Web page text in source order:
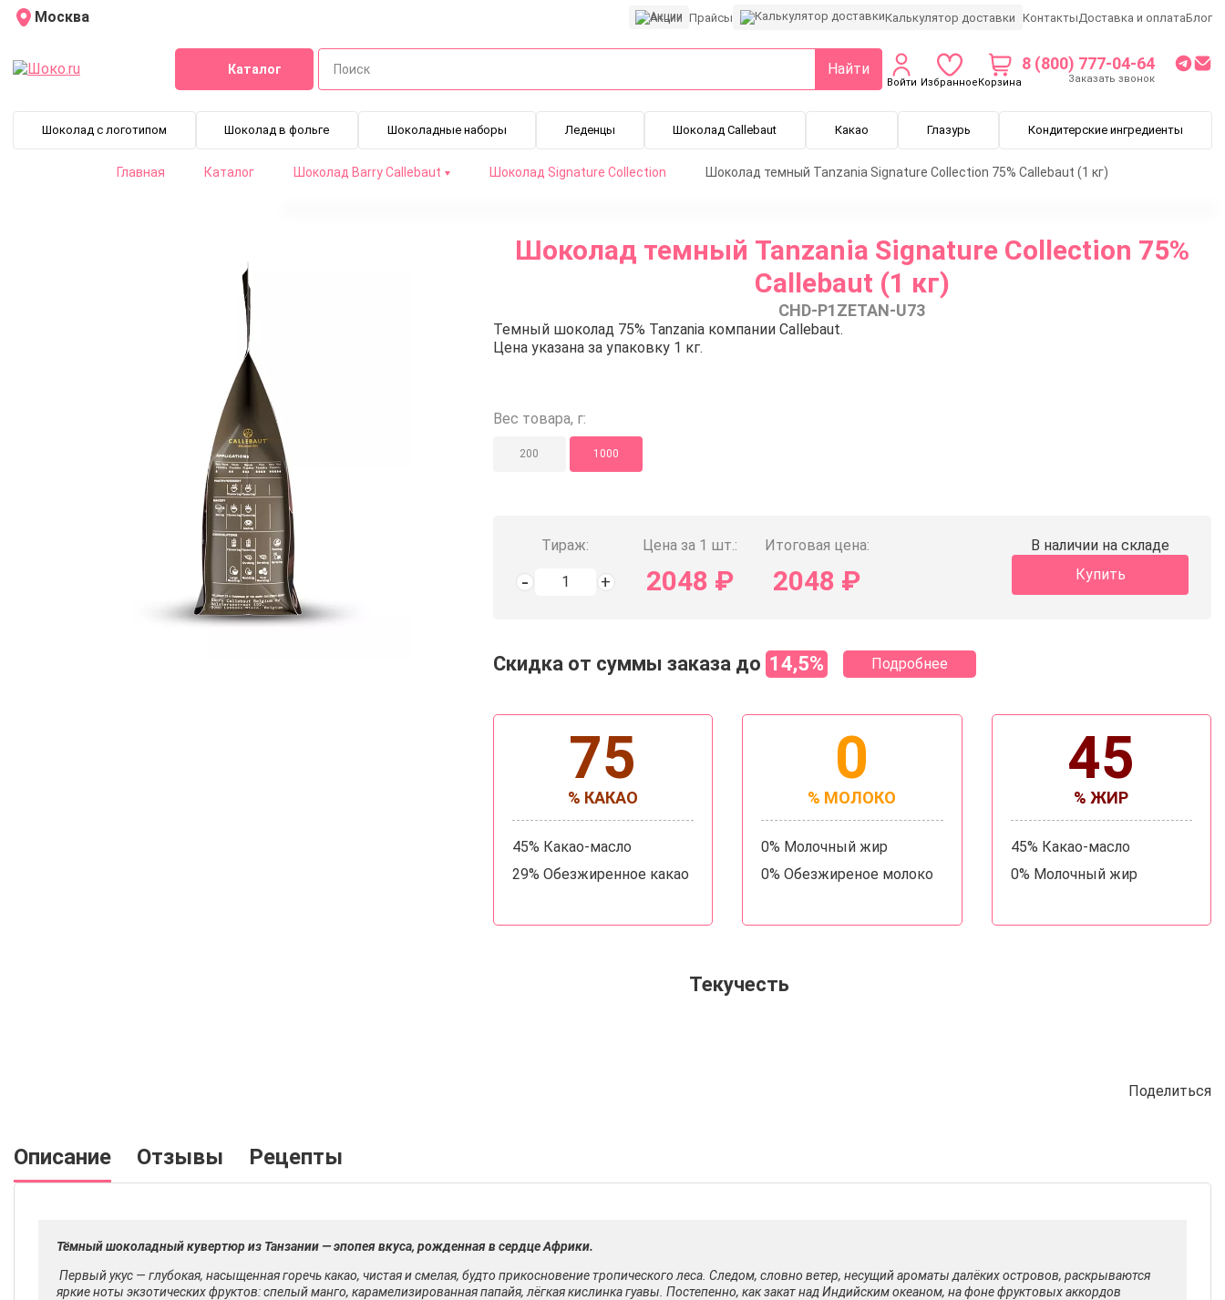
Москва Акции Прайсы Калькулятор доставки КонтактыДоставка и оплатаБлог
Каталог Найти
Войти ИзбранноеКорзина
8 (800) 777-04-64
Заказать звонок
Шоколад с логотипом Шоколад в фольге Шоколадные наборы Леденцы Шоколад Callebaut Какао Глазурь Кондитерские ингредиенты
Главная Каталог Шоколад Barry Callebaut Шоколад Signature Collection Шоколад темный Tanzania Signature Collection 75% Callebaut (1 кг)
Шоколад темный Tanzania Signature Collection 75%
Callebaut (1 кг)
CHD-P1ZETAN-U73
Темный шоколад 75% Tanzania компании Callebaut.
Цена указана за упаковку 1 кг.
Вес товара, г:
200 1000
Тираж: Цена за 1 шт.:
2048 ₽
Итоговая цена:
2048 ₽
В наличии на складе
Купить
Скидка от суммы заказа до 14,5% Подробнее
75
% КАКАО
45% Какао-масло
29% Обезжиренное какао
0
% МОЛОКО
0% Молочный жир
0% Обезжиреное молоко
45
% ЖИР
45% Какао-масло
0% Молочный жир
Текучесть
Поделиться
Описание Отзывы Рецепты
Тёмный шоколадный кувертюр из Танзании — эпопея вкуса, рожденная в сердце Африки.
Первый укус — глубокая, насыщенная горечь какао, чистая и смелая, будто прикосновение тропического леса. Следом, словно ветер, несущий ароматы далёких островов, раскрываются
яркие ноты экзотических фруктов: спелый манго, карамелизированная папайя, лёгкая кислинка гуавы. Постепенно, как закат над Индийским океаном, на фоне фруктовых аккордов